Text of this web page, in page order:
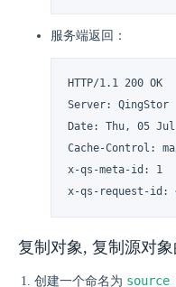
服务端返回：
HTTP/1.1 200 OK
Server: QingStor
Date: Thu, 05 Jul
Cache-Control:
x-qs-meta-id: 1
x-qs-request-id:
复制对象, 复制源对
创建一个命名为